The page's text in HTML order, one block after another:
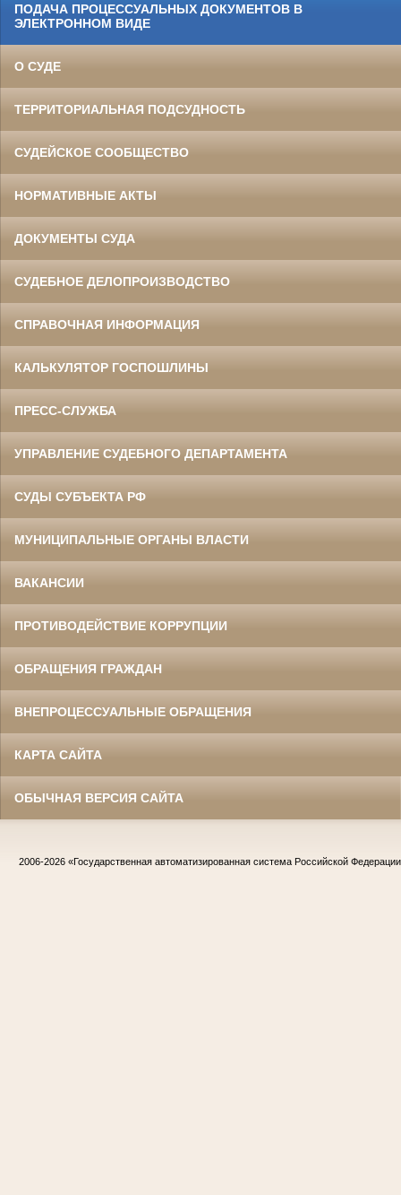
ПОДАЧА ПРОЦЕССУАЛЬНЫХ ДОКУМЕНТОВ В
ЭЛЕКТРОННОМ ВИДЕ
О СУДЕ
ТЕРРИТОРИАЛЬНАЯ ПОДСУДНОСТЬ
СУДЕЙСКОЕ СООБЩЕСТВО
НОРМАТИВНЫЕ АКТЫ
ДОКУМЕНТЫ СУДА
СУДЕБНОЕ ДЕЛОПРОИЗВОДСТВО
СПРАВОЧНАЯ ИНФОРМАЦИЯ
КАЛЬКУЛЯТОР ГОСПОШЛИНЫ
ПРЕСС-СЛУЖБА
УПРАВЛЕНИЕ СУДЕБНОГО ДЕПАРТАМЕНТА
СУДЫ СУБЪЕКТА РФ
МУНИЦИПАЛЬНЫЕ ОРГАНЫ ВЛАСТИ
ВАКАНСИИ
ПРОТИВОДЕЙСТВИЕ КОРРУПЦИИ
ОБРАЩЕНИЯ ГРАЖДАН
ВНЕПРОЦЕССУАЛЬНЫЕ ОБРАЩЕНИЯ
КАРТА САЙТА
ОБЫЧНАЯ ВЕРСИЯ САЙТА
2006-2026 «Государственная автоматизированная система Российской